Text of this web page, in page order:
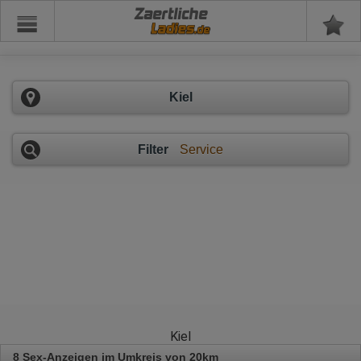
Zaertliche
Kiel
Filter Service
Kiel
8 Sex-Anzeigen im Umkreis von 20km